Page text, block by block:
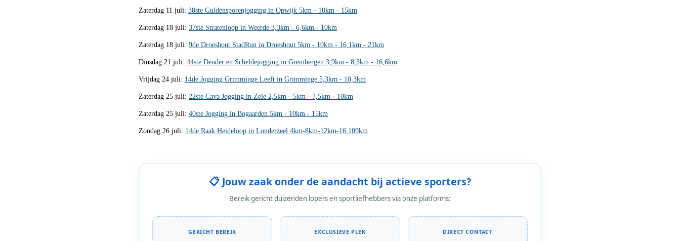
Zaterdag 11 juli: 30ste Guldensporenjogging in Opwijk 5km - 10km - 15km
Zaterdag 18 juli: 37ste Stratenloop in Weerde 3,3km - 6,6km - 10km
Zaterdag 18 juli: 9de Droeshout StadRun in Droeshout 5km - 10km - 16,1km - 21km
Dinsdag 21 juli: 44ste Dender en Scheldejogging in Grembergen 3,9km - 8,3km - 16,6km
Vrijdag 24 juli: 14de Jogging Grimminge Leeft in Grimminge 5,3km - 10,3km
Zaterdag 25 juli: 22ste Cava Jogging in Zele 2,5km - 5km - 7,5km - 10km
Zaterdag 25 juli: 40ste Jogging in Bogaarden 5km - 10km - 15km
Zondag 26 juli: 14de Raak Heideloop in Londerzeel 4km-8km-12km-16,109km
📋 Jouw zaak onder de aandacht bij actieve sporters?
Bereik gericht duizenden lopers en sportliefhebbers via onze platforms:
GERICHT BEREIK EXCLUSIEVE PLEK DIRECT CONTACT